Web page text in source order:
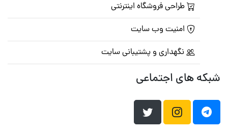
طراحی فروشگاه اینترنتی
امنیت وب سایت
نگهداری و پشتیبانی سایت
شبکه های اجتماعی